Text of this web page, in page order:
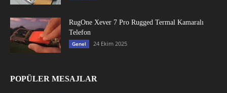
RugOne Xever 7 Pro Rugged Termal Kamaralı
Telefon
Genel 24 Ekim 2025
POPÜLER MESAJLAR